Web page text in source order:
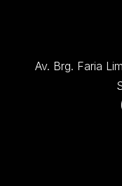
Av. Brg. Faria